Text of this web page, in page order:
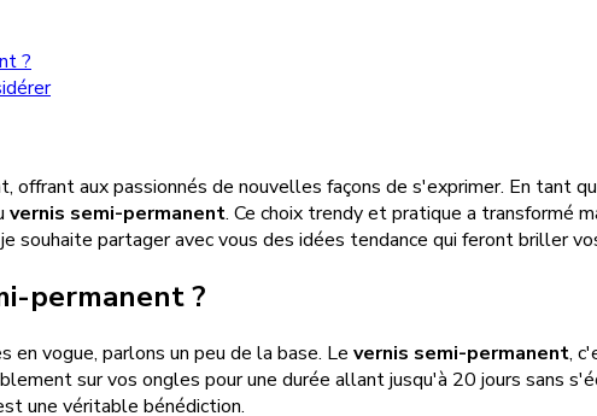
?
offrant aux passionnés de nouvelles façons de s'exprimer. En tant
vernis semi-permanent. Ce choix trendy et pratique a transformé
souhaite partager avec vous des idées tendance qui feront briller
permanent ?
vogue, parlons un peu de la base. Le vernis semi-permanent,
sur vos ongles pour une durée allant jusqu'à 20 jours sans
une véritable bénédiction.